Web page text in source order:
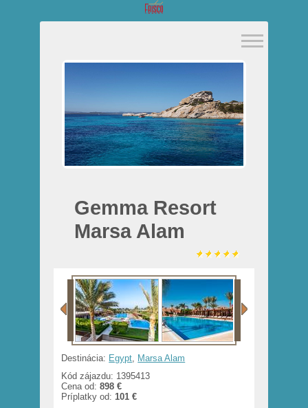
Gemma Resort
Marsa Alam
Destinácia: Egypt
Marsa Alam
Kód zájazdu: 1395413
Cena od:898 €
Príplatky od: 101 €